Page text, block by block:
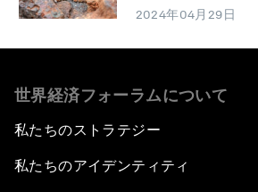
2024年04月29日
世界経済フォーラムについて
私たちのストラテジー
私たちのアイデンティティ